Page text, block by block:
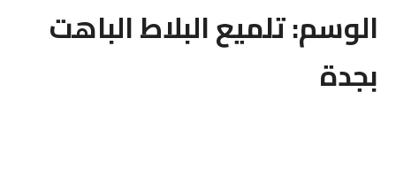
الوسم:تلميع البلاط الباهت
بجدة